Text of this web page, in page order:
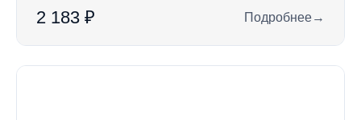
2 183 ₽ Подробнее
: MSR — модуль
→